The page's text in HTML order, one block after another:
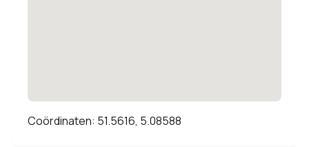
Coördinaten: 51.5616, 5.08588